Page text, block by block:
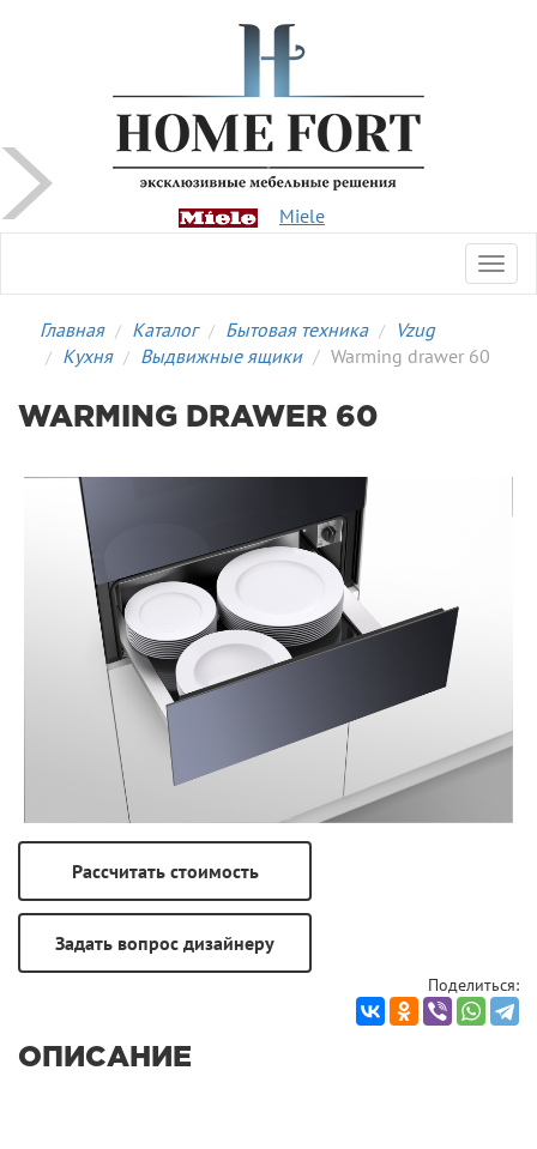
Miele
Главная Каталог Бытовая техника
Vzug
Кухня
Выдвижные ящики Warming drawer 60
WARMING DRAWER 60
Поделиться:
ОПИСАНИЕ